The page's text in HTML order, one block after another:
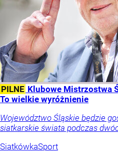
PILNE Klubowe Mistrzostwa
To wielkie wyróżnienie
Województwo Śląskie będzie
siatkarskie świata podczas
SiatkówkaSport